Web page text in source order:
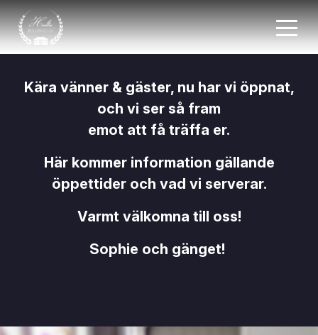
Kära vänner & gäster, nu har vi öppnat,
och vi ser så fram
emot att få träffa er.
Här kommer information gällande
öppettider och vad vi serverar.
Varmt välkomna till oss!
Sophie och gänget!